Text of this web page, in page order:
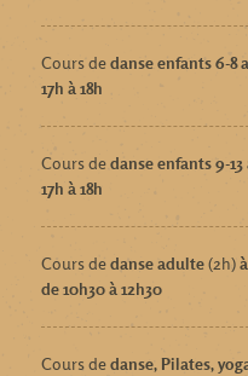
Cours dedanse enfants 6-8
17h à 18h
Cours dedanse enfants 9-13
17h à 18h
Cours dedanse adulte(2h)
de 10h30 à 12h30
Cours dedanse, Pilates,